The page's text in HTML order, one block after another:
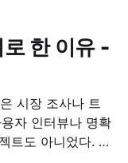
한 이유 -
자 인터뷰나 명확
도 아니었다. 시